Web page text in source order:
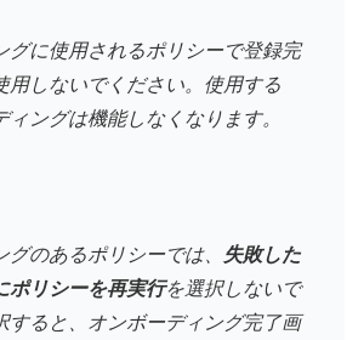
グに使用されるポリシーで登録完
用しないでください。使用する
ィングは機能しなくなります。
のあるポリシーでは、 失敗した
ポリシーを再実行を選択しないで
すると、オンボーディング完了画